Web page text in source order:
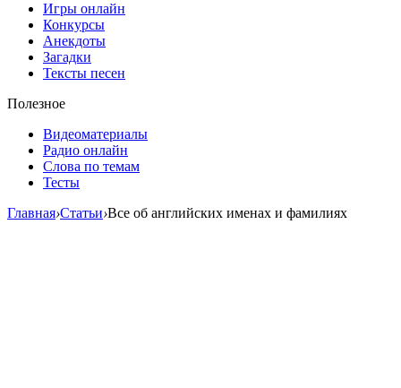
Игры онлайн
Конкурсы
Анекдоты
Загадки
Тексты песен
Полезное
Видеоматериалы
Радио онлайн
Слова по темам
Тесты
Главная›Статьи›Все об английских именах и фамилиях